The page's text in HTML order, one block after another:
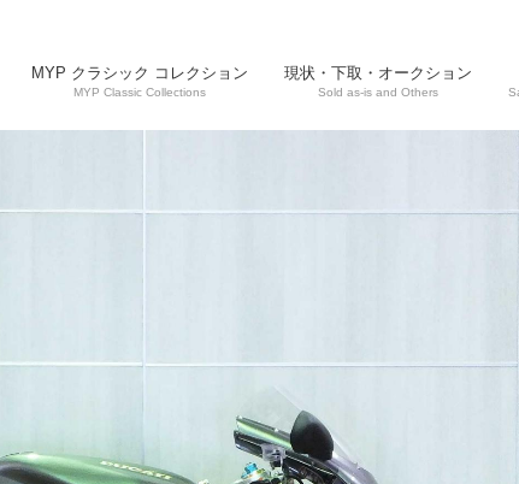
MYP クラシック コレクション
MYP Classic Collections
現状・下取・オークション
Sold as-is and Others